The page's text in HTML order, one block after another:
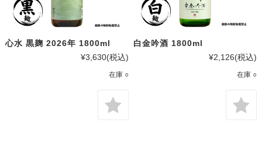
心水 黒麹 2026年 1800ml
¥3,630(税込)
在庫 ○
白金吟酒 1800ml
¥2,126(税込)
在庫 ○